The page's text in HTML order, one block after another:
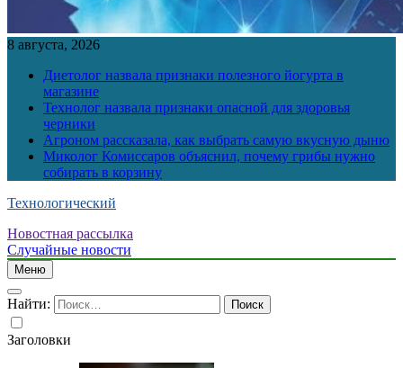
8 августа, 2026
Диетолог назвала признаки полезного йогурта в
магазине
Технолог назвала признаки опасной для здоровья
черники
Агроном рассказала, как выбрать самую вкусную дыню
Миколог Комиссаров объяснил, почему грибы нужно
собирать в корзину
Технологический
Новостная рассылка
Случайные новости
Меню
Найти:
Заголовки